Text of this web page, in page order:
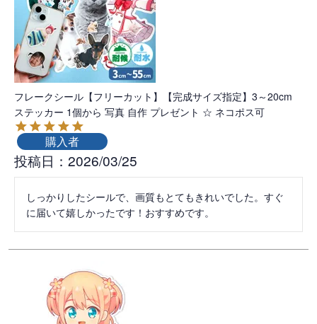
フレークシール【フリーカット】【完成サイズ指定】3～20cm
ステッカー 1個から 写真 自作 プレゼント ☆ ネコポス可
購入者
投稿日 2026/03/25
しっかりしたシールで、画質もとてもきれいでした。すぐ
に届いて嬉しかったです！おすすめです。